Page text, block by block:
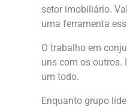
setor imobiliário.
uma ferramenta
O trabalho em
uns com os outros.
um todo.
Enquanto grupo